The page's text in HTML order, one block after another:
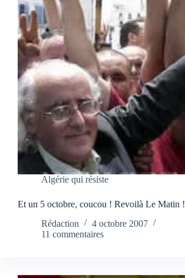
Algérie qui résiste
Et un 5 octobre, coucou ! Revoilà Le Matin !
Rédaction
4 octobre 2007
11 commentaires